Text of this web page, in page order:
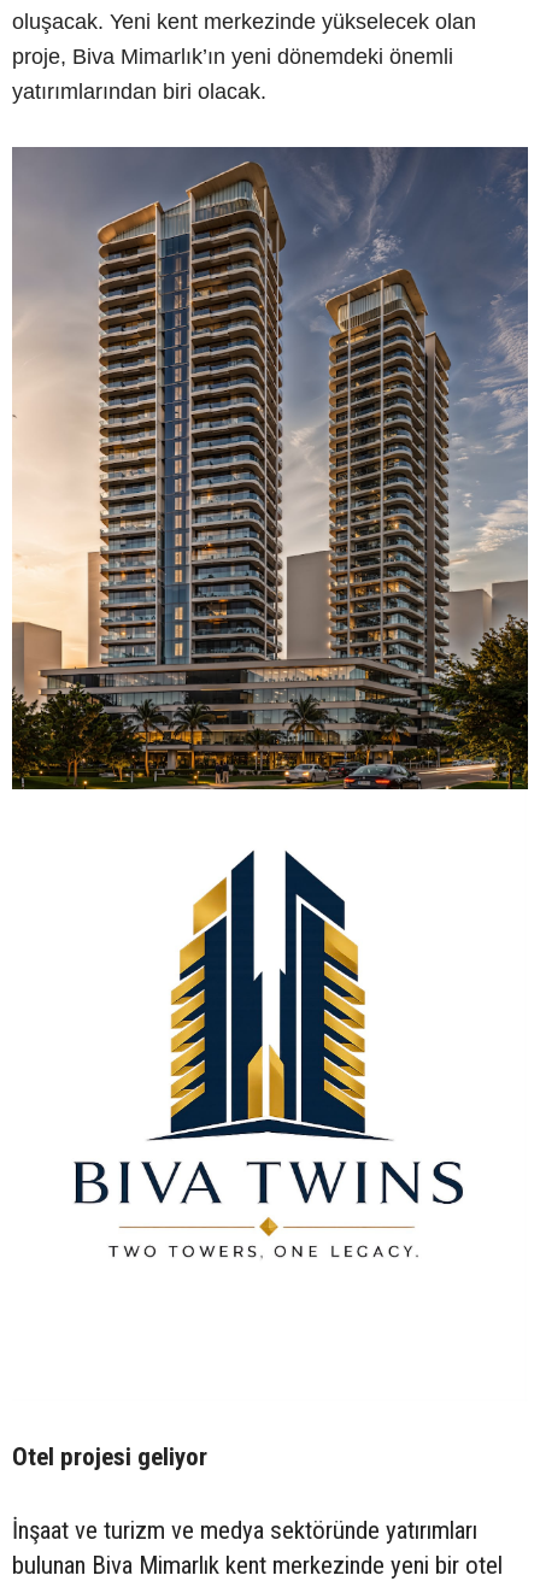
oluşacak. Yeni kent merkezinde yükselecek olan
proje, Biva Mimarlık’ın yeni dönemdeki önemli
yatırımlarından biri olacak.
Otel projesi geliyor
İnşaat ve turizm ve medya sektöründe yatırımları
bulunan Biva Mimarlık kent merkezinde yeni bir otel